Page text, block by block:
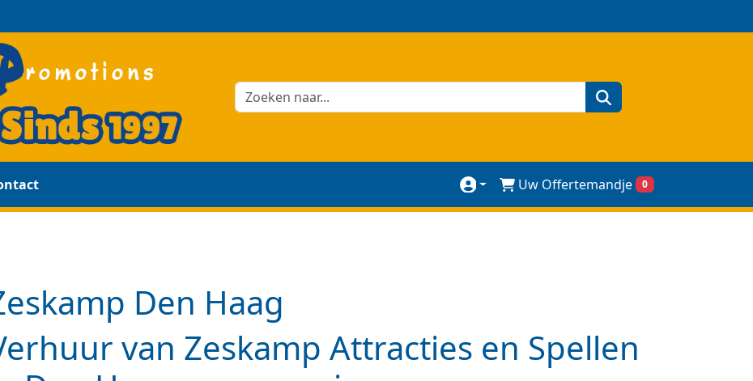
zoeken
Uw Offertemandje 0
Den Haag
van Zeskamp Attracties en Spellen